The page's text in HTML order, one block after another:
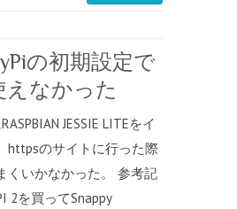
の初期設定で
なかった
JESSIE LITEをイ
httpsのサイトに行った際
くいかなかった。 参考記
2を買ってSnappy